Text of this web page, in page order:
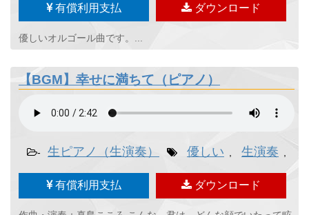
有償利用支払 ダウンロード
優しいオルゴール曲です。...
【BGM】幸せに満ちて（ピアノ）
- 生ピアノ（生演奏） 優しい 生演奏
有償利用支払 ダウンロード